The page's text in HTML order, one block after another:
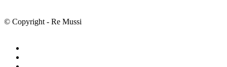
© Copyright - Re Mussi